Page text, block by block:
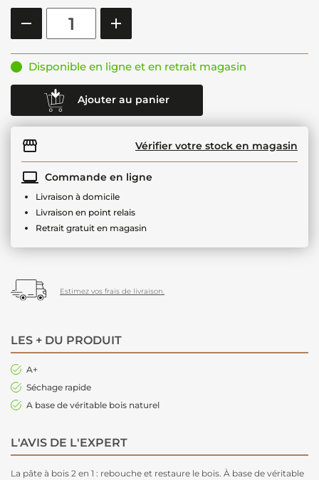
Disponible en ligne et en retrait magasin
Ajouter au panier
Vérifier votre stock en magasin
Commande en ligne
Livraison à domicile
Livraison en point relais
Retrait gratuit en magasin
Estimez vos frais de livraison.
LES + DU PRODUIT
A+
Séchage rapide
A base de véritable bois naturel
L'AVIS DE L'EXPERT
La pâte à bois 2 en 1 : rebouche et restaure le bois. À base de véritable